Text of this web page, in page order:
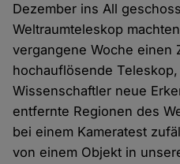
Dezember ins All
Weltraumteleskop
vergangene Woche einen
hochauflösende
Wissenschaftler neue
entfernte Regionen des
bei einem Kameratest
von einem Objekt in